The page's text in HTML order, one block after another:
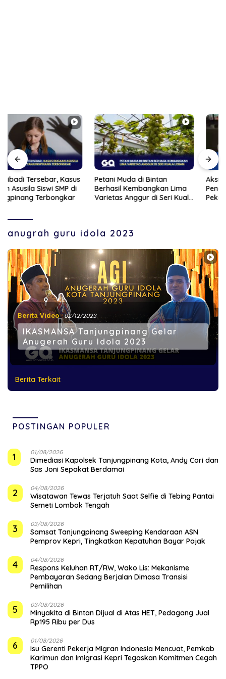
Petani Muda di Bintan
Berhasil Kembangkan Lima
Varietas Anggur di Seri Kuala
Aksi Freestyle Viral,
Pengendara Wanita di
Pekanbaru Ditilang Polisi
anugrah guru idola 2023
Berita Video 02/12/2023
IKASMANSA Tanjungpinang Gelar
Anugerah Guru Idola 2023
Berita Terkait
POSTINGAN POPULER
1 01/08/2026
Dimediasi Kapolsek Tanjungpinang Kota, Andy Cori dan
Sas Joni Sepakat Berdamai
2 04/08/2026
Wisatawan Tewas Terjatuh Saat Selfie di Tebing Pantai
Semeti Lombok Tengah
3 03/08/2026
Samsat Tanjungpinang Sweeping Kendaraan ASN
Pemprov Kepri, Tingkatkan Kepatuhan Bayar Pajak
4 04/08/2026
‎Respons Keluhan RT/RW, Wako Lis: Mekanisme
Pembayaran Sedang Berjalan Dimasa Transisi
Pemilihan
5 03/08/2026
Minyakita di Bintan Dijual di Atas HET, Pedagang Jual
Rp195 Ribu per Dus
6 01/08/2026
Isu Gerenti Pekerja Migran Indonesia Mencuat, Pemkab
Karimun dan Imigrasi Kepri Tegaskan Komitmen Cegah
TPPO